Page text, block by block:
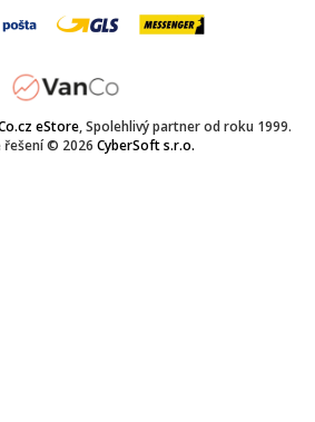
eStore, Spolehlivý partner od roku 1999.
řešení © 2026 CyberSoft s.r.o.